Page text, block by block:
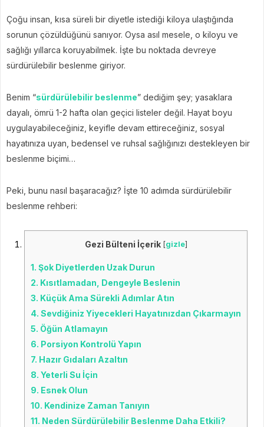
Çoğu insan, kısa süreli bir diyetle istediği kiloya ulaştığında
sorunun çözüldüğünü sanıyor. Oysa asıl mesele, o kiloyu ve
sağlığı yıllarca koruyabilmek. İşte bu noktada devreye
sürdürülebilir beslenme giriyor.
Benim “sürdürülebilir beslenme” dediğim şey; yasaklara
dayalı, ömrü 1-2 hafta olan geçici listeler değil. Hayat boyu
uygulayabileceğiniz, keyifle devam ettireceğiniz, sosyal
hayatınıza uyan, bedensel ve ruhsal sağlığınızı destekleyen bir
beslenme biçimi…
Peki, bunu nasıl başaracağız? İşte 10 adımda sürdürülebilir
beslenme rehberi:
Gezi Bülteni İçerik [gizle]
1. Şok Diyetlerden Uzak Durun
2. Kısıtlamadan, Dengeyle Beslenin
3. Küçük Ama Sürekli Adımlar Atın
4. Sevdiğiniz Yiyecekleri Hayatınızdan Çıkarmayın
5. Öğün Atlamayın
6. Porsiyon Kontrolü Yapın
7. Hazır Gıdaları Azaltın
8. Yeterli Su İçin
9. Esnek Olun
10. Kendinize Zaman Tanıyın
11. Neden Sürdürülebilir Beslenme Daha Etkili?